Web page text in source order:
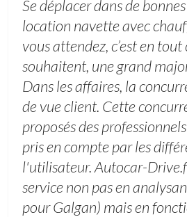
Se déplacer dans de
location navette avec
vous attendez, c’est en
souhaitent, une grand
Dans les affaires, la
de vue client. Cette
proposés des
pris en compte par les
l'utilisateur. Autocar-
service non pas en
pour Galgan) mais en